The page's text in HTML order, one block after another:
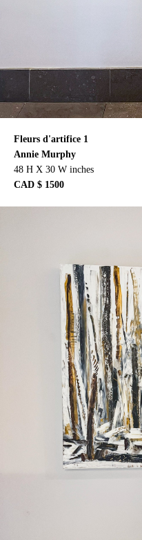
Fleurs d'artifice 1
Annie Murphy
48 H X 30 W inches
CAD $ 1500